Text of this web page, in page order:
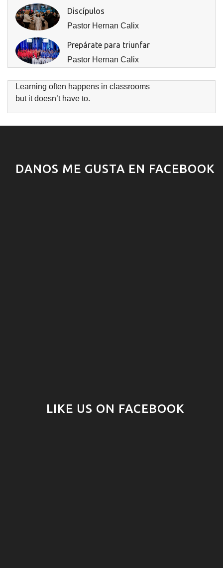
Discípulos
Pastor Hernan Calix
Prepárate para triunfar
Pastor Hernan Calix
Learning often happens in classrooms
but it doesn’t have to.
DANOS ME GUSTA EN FACEBOOK
LIKE US ON FACEBOOK